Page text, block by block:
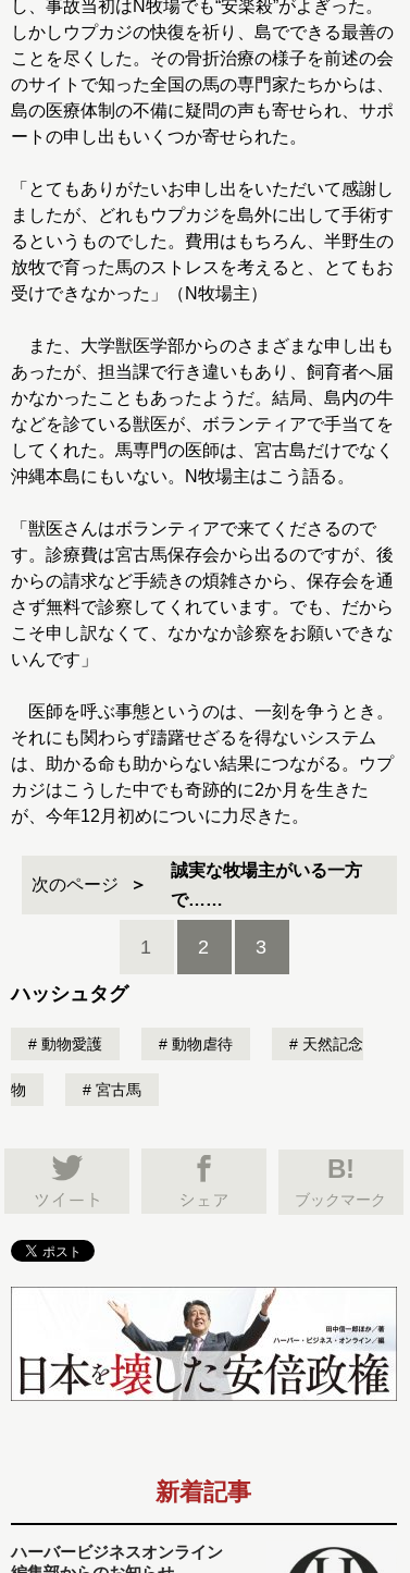
し、事故当初はN牧場でも“安楽殺”がよぎった。
しかしウプカジの快復を祈り、島でできる最善の
ことを尽くした。その骨折治療の様子を前述の会
のサイトで知った全国の馬の専門家たちからは、
島の医療体制の不備に疑問の声も寄せられ、サポ
ートの申し出もいくつか寄せられた。
「とてもありがたいお申し出をいただいて感謝し
ましたが、どれもウプカジを島外に出して手術す
るというものでした。費用はもちろん、半野生の
放牧で育った馬のストレスを考えると、とてもお
受けできなかった」（N牧場主）
また、大学獣医学部からのさまざまな申し出も
あったが、担当課で行き違いもあり、飼育者へ届
かなかったこともあったようだ。結局、島内の牛
などを診ている獣医が、ボランティアで手当てを
してくれた。馬専門の医師は、宮古島だけでなく
沖縄本島にもいない。N牧場主はこう語る。
「獣医さんはボランティアで来てくださるので
す。診療費は宮古馬保存会から出るのですが、後
からの請求など手続きの煩雑さから、保存会を通
さず無料で診察してくれています。でも、だから
こそ申し訳なくて、なかなか診察をお願いできな
いんです」
医師を呼ぶ事態というのは、一刻を争うとき。
それにも関わらず躊躇せざるを得ないシステム
は、助かる命も助からない結果につながる。ウプ
カジはこうした中でも奇跡的に2か月を生きた
が、今年12月初めについに力尽きた。
次のページ
誠実な牧場主がいる一方
で……
1 2 3
ハッシュタグ
動物愛護 動物虐待 天然記念
物 宮古馬
B!
ブックマーク
新着記事
ハーバービジネスオンライン